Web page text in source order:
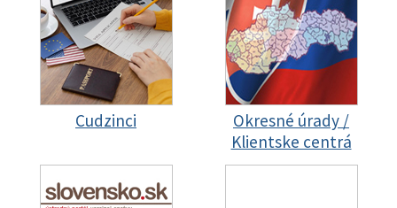
Cudzinci
Okresné úrady /
Klientske centrá